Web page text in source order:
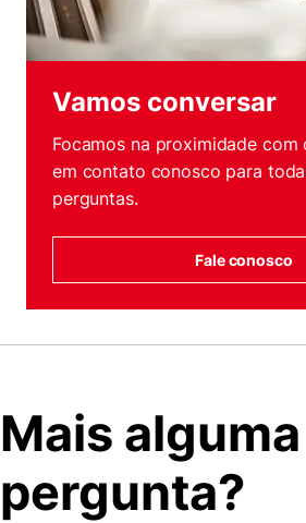
Vamos conversar
Focamos na proximidade com
em contato conosco para
perguntas.
Fale conosco
Mais alguma
pergunta?